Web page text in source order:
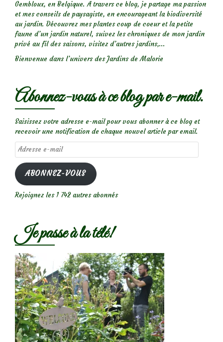
Gembloux, en Belgique. A travers ce blog, je partage ma passion
et mes conseils de paysagiste, en encourageant la biodiversité
au jardin. Découvrez mes plantes coup de coeur et la petite
faune d’un jardin naturel, suivez les chroniques de mon jardin
privé au fil des saisons, visitez d’autres jardins,...
Bienvenue dans l’univers des Jardins de Malorie
Abonnez-vous à ce blog par e-mail.
Saisissez votre adresse e-mail pour vous abonner à ce blog et
recevoir une notification de chaque nouvel article par email.
Adresse
e-
mail
ABONNEZ-VOUS
Rejoignez les 1 742 autres abonnés
Je passe à la télé!